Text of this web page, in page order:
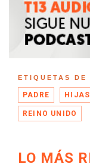
ETIQUETAS DE
PADRE HIJAS
REINO UNIDO
LO MÁS